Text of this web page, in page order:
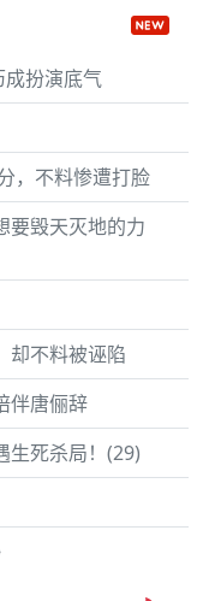
成扮演底气
，不料惨遭打脸
要毁天灭地的力
却不料被诬陷
伴唐俪辞
生死杀局！(29)